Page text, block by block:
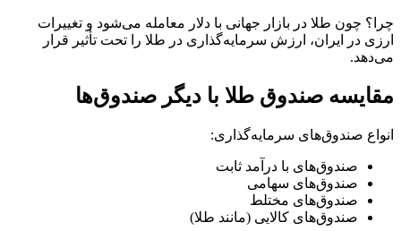
چرا؟ چون طلا در بازار جهانی با دلار معامله می‌شود و تغییرات
ارزی در ایران، ارزش سرمایه‌گذاری در طلا را تحت تأثیر قرار
می‌دهد.
مقایسه صندوق طلا با دیگر صندوق‌ها
انواع صندوق‌های سرمایه‌گذاری:
صندوق‌های با درآمد ثابت
صندوق‌های سهامی
صندوق‌های مختلط
صندوق‌های کالایی (مانند طلا)